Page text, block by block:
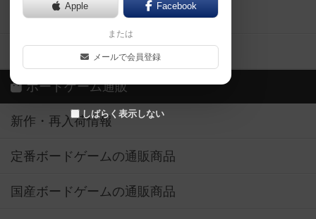
Apple Facebook
または
メールで会員登録
しばらく表示しない
ボードゲーム業界コラム
ボドゲーマご利用案内
ボードゲーム通販
新作・再入荷情報
定番ボードゲームの通販商品
国産ボードゲームの通販商品